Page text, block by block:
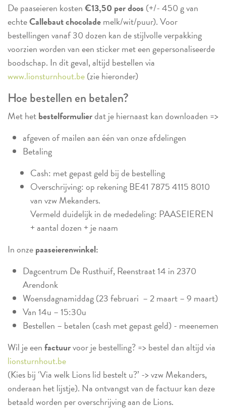
De paaseieren kosten€13,50 per doos (+/- 450 g van
echteCallebaut chocolademelk/wit/puur). Voor
bestellingen vanaf 30 dozen kan de stijlvolle verpakking
voorzien worden van een sticker met een gepersonaliseerde
boodschap. In dit geval, altijd bestellen via
www.lionsturnhout.be(zie hieronder)
Hoe bestellen en betalen?
Met hetbestelformulierdat je hiernaast kan downloaden =>
afgeven of mailen aan één van onze afdelingen
Betaling
Cash: met gepast geld bij de bestelling
Overschrijving: op rekening BE41 7875 4115 8010
van vzw Mekanders.
Vermeld duidelijk in de mededeling: PAASEIEREN
+ aantal dozen + je naam
In onzepaaseierenwinkel:
Dagcentrum De Rusthuif, Reenstraat 14 in 2370
Arendonk
Woensdagnamiddag (23 februari – 2 maart – 9 maart)
Van 14u – 15:30u
Bestellen – betalen (cash met gepast geld) - meenemen
Wil je eenfactuurvoor je bestelling? => bestel dan altijd via
lionsturnhout.be
(Kies bij ‘Via welk Lions lid bestelt u?’ -> vzw Mekanders,
onderaan het lijstje). Na ontvangst van de factuur kan deze
betaald worden per overschrijving aan de Lions.